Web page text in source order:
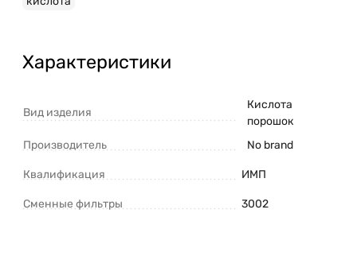
Характеристики
Вид изделия
Кислота
порошок
Производитель
No brand
Квалификация ИМП
Сменные фильтры 3002